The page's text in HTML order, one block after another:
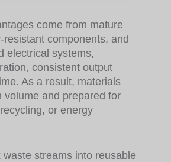
come from mature
components, and
electrical systems,
consistent output
As a result, materials
volume and prepared for
or energy
streams into reusable